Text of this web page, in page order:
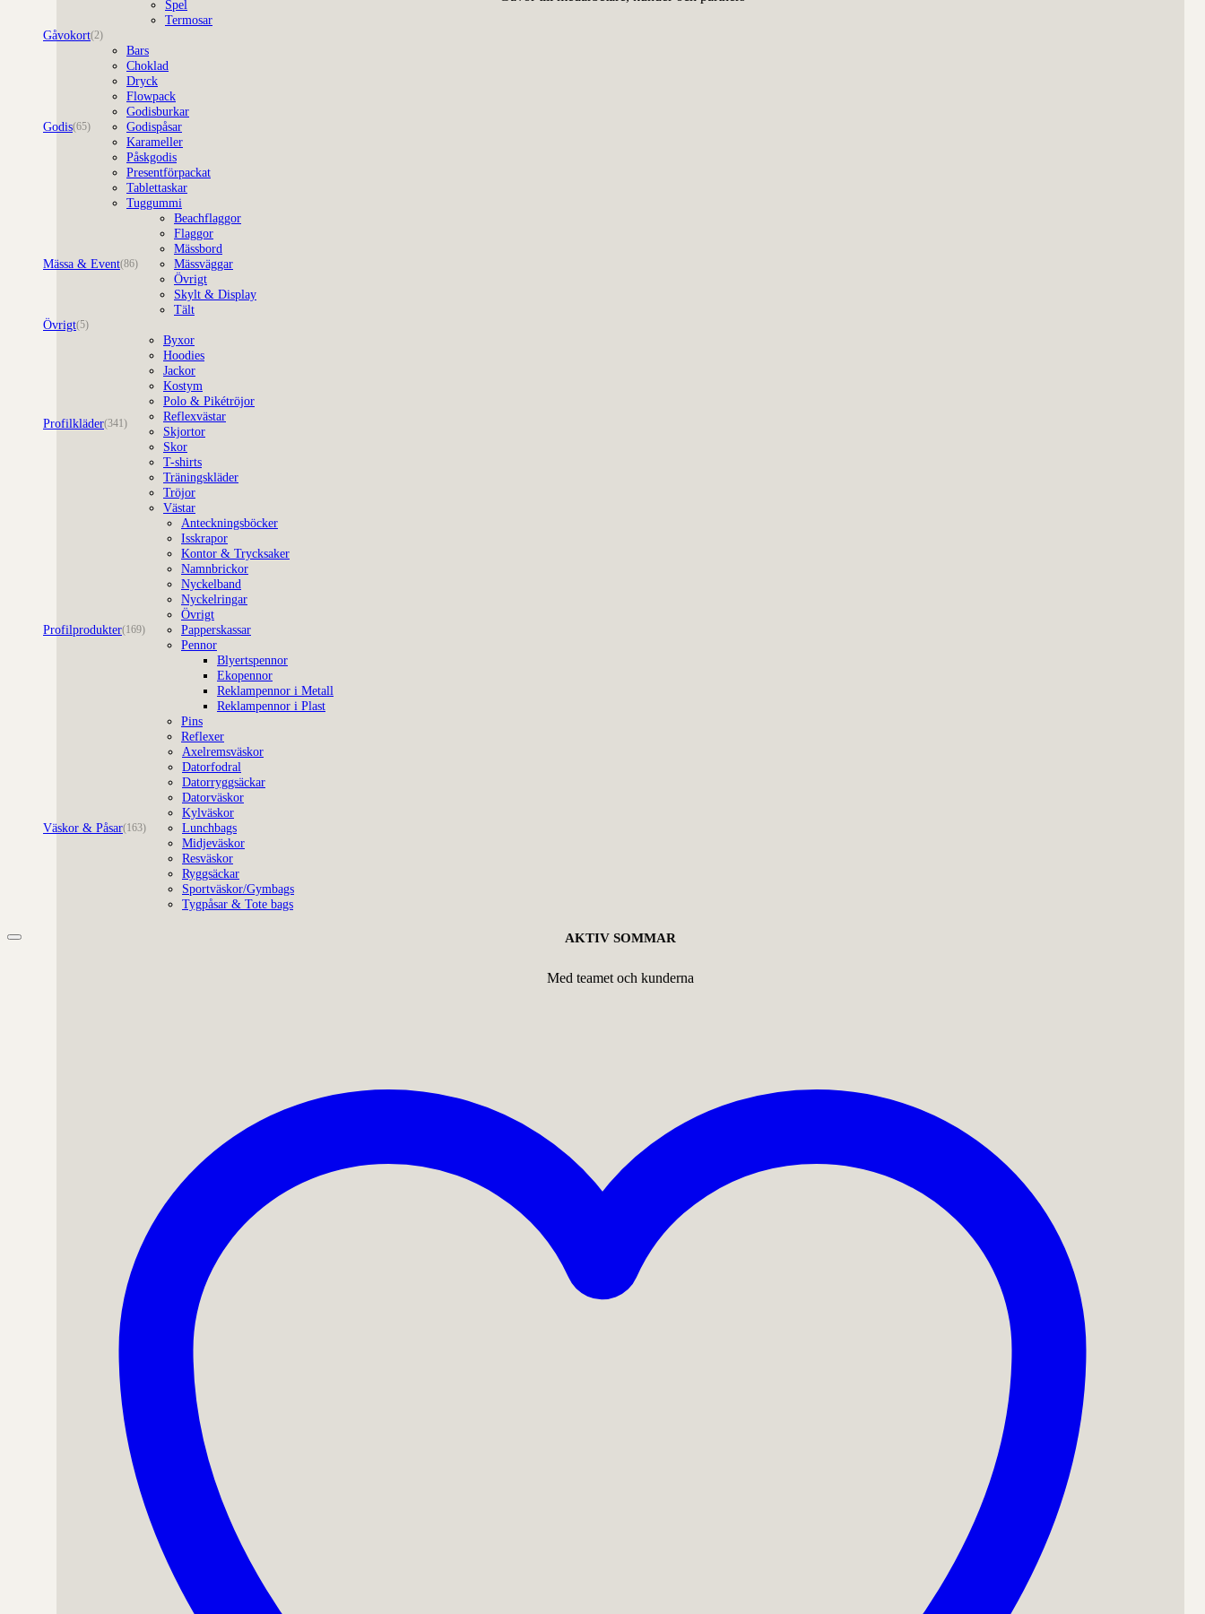
AKTIV SOMMAR
Med teamet och kunderna
Spel
Termosar
Gåvokort(2)
Godis(65)
Bars
Choklad
Dryck
Flowpack
Godisburkar
Godispåsar
Karameller
Påskgodis
Presentförpackat
Tablettaskar
Tuggummi
Mässa & Event(86)
Beachflaggor
Flaggor
Mässbord
Mässväggar
Övrigt
Skylt & Display
Tält
Övrigt(5)
Profilkläder(341)
Byxor
Hoodies
Jackor
Kostym
Polo & Pikétröjor
Reflexvästar
Skjortor
Skor
T-shirts
Träningskläder
Tröjor
Västar
Profilprodukter(169)
Anteckningsböcker
Isskrapor
Kontor & Trycksaker
Namnbrickor
Nyckelband
Nyckelringar
Övrigt
Papperskassar
Pennor
Blyertspennor
Ekopennor
Reklampennor i Metall
Reklampennor i Plast
Pins
Reflexer
Väskor & Påsar(163)
Axelremsväskor
Datorfodral
Datorryggsäckar
Datorväskor
Kylväskor
Lunchbags
Midjeväskor
Resväskor
Ryggsäckar
Sportväskor/Gymbags
Tygpåsar & Tote bags